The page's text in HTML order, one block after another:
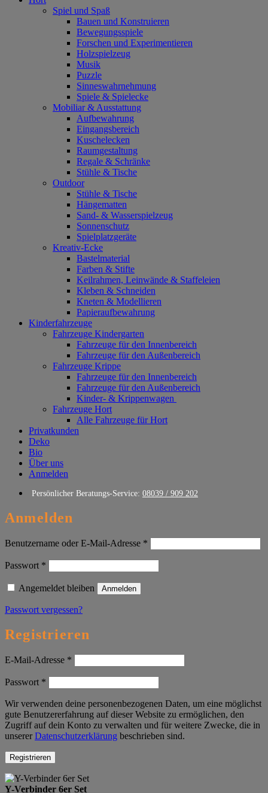
Spiel und Spaß
Bauen und Konstruieren
Bewegungsspiele
Forschen und Experimentieren
Holzspielzeug
Musik
Puzzle
Sinneswahrnehmung
Spiele & Spielecke
Mobiliar & Ausstattung
Aufbewahrung
Eingangsbereich
Kuschelecken
Raumgestaltung
Regale & Schränke
Stühle & Tische
Outdoor
Stühle & Tische
Hängematten
Sand- & Wasserspielzeug
Sonnenschutz
Spielplatzgeräte
Kreativ-Ecke
Bastelmaterial
Farben & Stifte
Keilrahmen, Leinwände & Staffeleien
Kleben & Schneiden
Kneten & Modellieren
Papieraufbewahrung
Kinderfahrzeuge
Fahrzeuge Kindergarten
Fahrzeuge für den Innenbereich
Fahrzeuge für den Außenbereich
Fahrzeuge Krippe
Fahrzeuge für den Innenbereich
Fahrzeuge für den Außenbereich
Kinder- & Krippenwagen
Fahrzeuge Hort
Alle Fahrzeuge für Hort
Privatkunden
Deko
Bio
Über uns
Anmelden
Persönlicher Beratungs-Service: 08039 / 909 202
Anmelden
Benutzername oder E-Mail-Adresse *
Passwort *
Angemeldet bleiben Anmelden
Passwort vergessen?
Registrieren
E-Mail-Adresse *
Passwort *
Wir verwenden deine personenbezogenen Daten, um eine möglichst
gute Benutzererfahrung auf dieser Website zu ermöglichen, den
Zugriff auf dein Konto zu verwalten und für weitere Zwecke, die in
unserer Datenschutzerklärung beschrieben sind.
Registrieren
Y-Verbinder 6er Set